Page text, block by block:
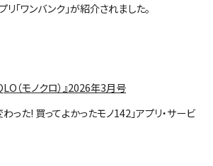
「ワンバンク」が紹介されました。
（モノクロ）』2026年3月号
わった! 買ってよかったモノ142」アプリ・サービ